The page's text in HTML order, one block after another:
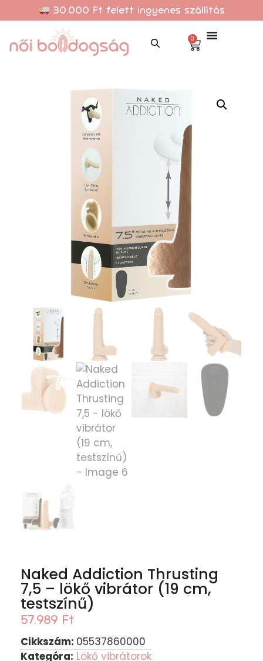
30.000 Ft felett ingyenes szállítás
0
Naked Addiction Thrusting
7,5 – lökő vibrátor (19 cm,
testszínű)
57.989 Ft
Cikkszám: 05537860000
Kategóra: Lökő vibrátorok